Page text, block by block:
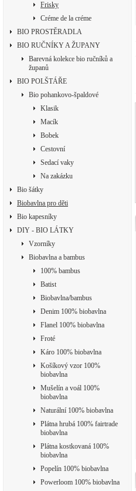
Frisky
Créme de la créme
BIO PROSTĚRADLA
BIO RUČNÍKY A ŽUPANY
Barevná kolekce bio ručníků a
županů
BIO POLŠTÁŘE
Bio pohankovo-špaldové
Klasik
Macík
Bobek
Cestovní
Sedací vaky
Na zakázku
Bio šátky
Biobavlna pro děti
Bio kapesníky
DIY - BIO LÁTKY
Vzorníky
Biobavlna a bambus
100% bambus
Batist
Biobavlna/bambus
Denim 100% biobavlna
Flanel 100% biobavlna
Froté
Káro 100% biobavlna
Košíkový vzor 100%
biobavlna
Mušelín a voál 100%
biobavlna
Naturální 100% biobavlna
Plátna hrubá 100% fairtrade
biobavlna
Plátna kostkovaná 100%
biobavlna
Popelín 100% biobavlna
Powerloom 100% biobavlna